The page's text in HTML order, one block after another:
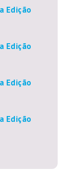
Edição
Edição
Edição
Edição